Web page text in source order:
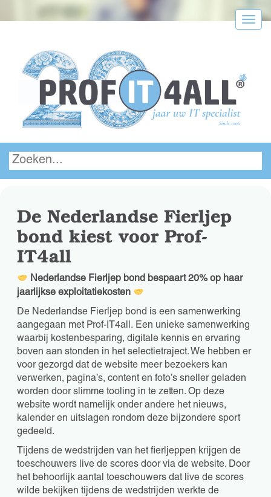
Menu
De Nederlandse Fierljep
bond kiest voor Prof-
IT4all
Nederlandse Fierljep bond bespaart 20% op haar
jaarlijkse exploitatiekosten
De Nederlandse Fierljep bond is een samenwerking
aangegaan met Prof-IT4all. Een unieke samenwerking
waarbij kostenbesparing, digitale kennis en ervaring
boven aan stonden in het selectietraject. We hebben er
voor gezorgd dat de website meer bezoekers kan
verwerken, pagina’s, content en foto’s sneller geladen
worden door slimme tooling in te zetten. Op deze
website wordt namelijk onder andere het nieuws,
kalender en uitslagen rondom deze bijzondere sport
gedeeld.
Tijdens de wedstrijden van het fierljeppen krijgen de
toeschouwers live de scores door via de website. Door
het behoorlijk aantal toeschouwers dat live de scores
wilde bekijken tijdens de wedstrijden werkte de